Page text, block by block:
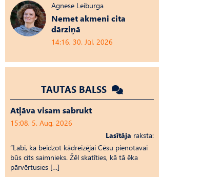
Agnese Leiburga
Nemet akmeni cita
dārziņā
14:16, 30. Jūl, 2026
TAUTAS BALSS
Atļāva visam sabrukt
15:08, 5. Aug, 2026
Lasītāja raksta:
“Labi, ka beidzot kādreizējai Cēsu pienotavai
būs cits saimnieks. Žēl skatīties, kā tā ēka
pārvērtusies […]